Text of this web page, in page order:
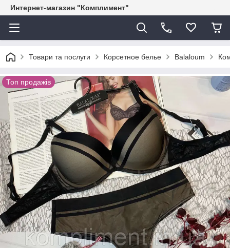
Интернет-магазин "Комплимент"
Товари та послуги Корсетное белье Balaloum
Топ продажів